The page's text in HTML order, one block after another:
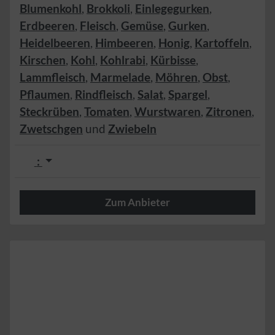
Blumenkohl Brokkoli Einlegegurken
Erdbeeren Fleisch Gemüse Gurken
Heidelbeeren Himbeeren Honig Kartoffeln
Kirschen Kohl Kohlrabi Kürbisse
Lammfleisch Marmelade Möhren Obst
Pflaumen Rindfleisch Salat Spargel
Steckrüben Tomaten Wurstwaren Zitronen
Zwetschgen und Zwiebeln
:
Zum Anbieter